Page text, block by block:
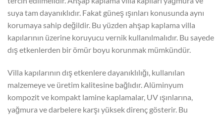
suya tam dayanıklıdır. Fakat güneş ışınları konusunda aynı
korumaya sahip değildir. Bu yüzden ahşap kaplama villa
kapılarının üzerine koruyucu vernik kullanılmalıdır. Bu sayede
dış etkenlerden bir ömür boyu korunmak mümkündür.
Villa kapılarının dış etkenlere dayanıklılığı, kullanılan
malzemeye ve üretim kalitesine bağlıdır. Alüminyum
kompozit ve kompakt lamine kaplamalar, UV ışınlarına,
yağmura ve darbelere karşı yüksek direnç gösterir. Bu